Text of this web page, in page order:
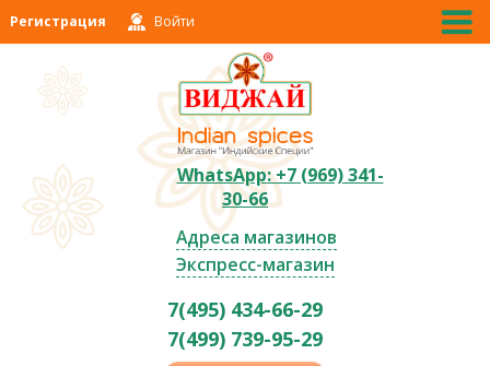
Регистрация Войти
WhatsApp: +7 (969) 341-
30-66
Адреса магазинов
Экспресс-магазин
7(495) 434-66-29
7(499) 739-95-29